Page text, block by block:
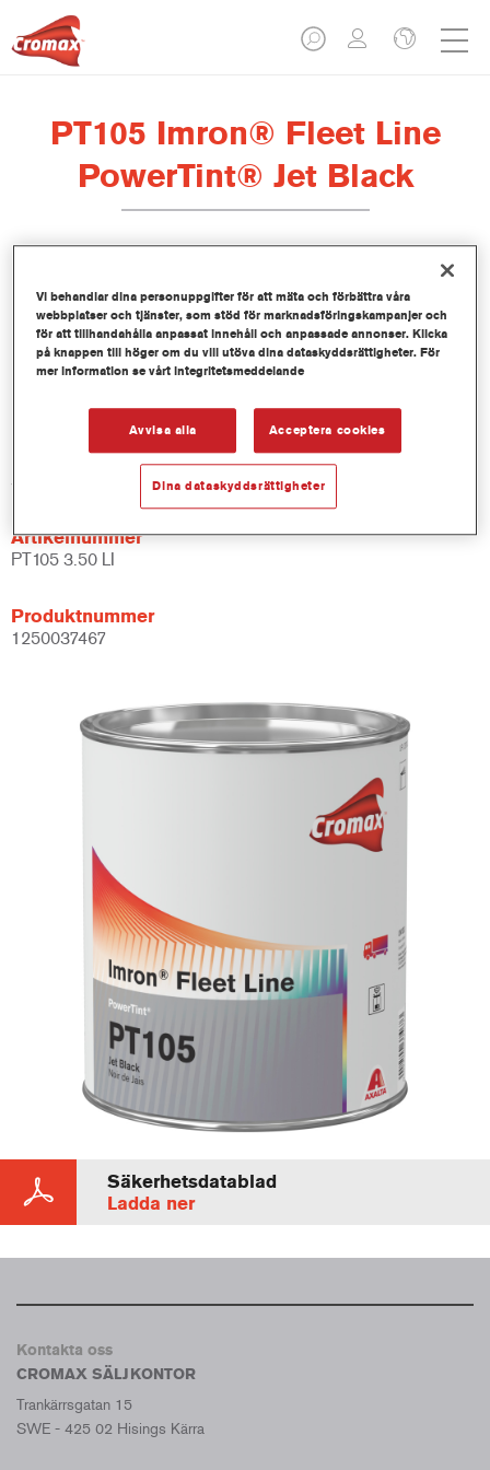
PT105 Imron® Fleet Line
PowerTint® Jet Black
Denna PowerTint-produkt är en koncentrerad,
lösningsmedelsbaserad mixkulör som ingår i topplackserien
Imron Fleet Line.
Product Variant
3.5LT
Artikelnummer
PT105 3.50 LI
Produktnummer
1250037467
Säkerhetsdatablad
Ladda ner
Kontakta oss
CROMAX SÄLJKONTOR
Trankärrsgatan 15
SWE - 425 02 Hisings Kärra
Vi behandlar dina personuppgifter för att mäta och förbättra våra
webbplatser och tjänster, som stöd för marknadsföringskampanjer och
för att tillhandahålla anpassat innehåll och anpassade annonser. Klicka
på knappen till höger om du vill utöva dina dataskyddsrättigheter. För
mer information se vårt integritetsmeddelande
Avvisa alla Acceptera cookies
Dina dataskyddsrättigheter